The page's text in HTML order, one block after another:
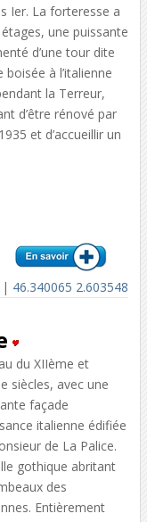
Ier. La forteresse a
une puissante
d’une tour dite
boisée à l’italienne
la Terreur,
d’être rénové par
et d’accueillir un
| 46.340065 2.603548
du XIIème et
siècles, avec une
façade
italienne édifiée
de La Palice.
gothique abritant
des
Entièrement